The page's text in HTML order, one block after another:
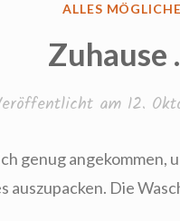
VERÖFFENTLICHT
ALLES MÖGLICHE
Zuhause
am 12.
genug angekommen,
auszupacken. Die